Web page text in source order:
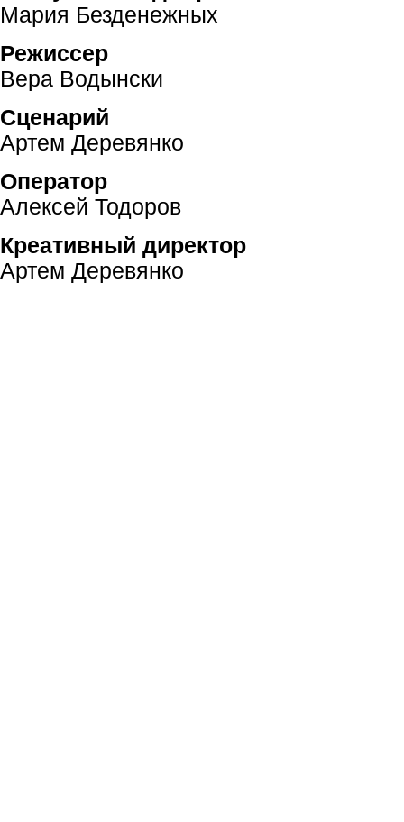
Мария Безденежных
Режиссер
Вера Водынски
Сценарий
Артем Деревянко
Оператор
Алексей Тодоров
Креативный директор
Артем Деревянко